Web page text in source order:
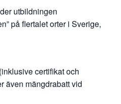
utbildningen
på flertalet orter i Sverige,
certifikat och
även mängdrabatt vid